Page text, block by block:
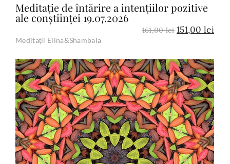
Meditație de întărire a intențiilor pozitive
ale conștiinței 19.07.2026
161,00lei 151,00lei
Meditații Elina&Shambala